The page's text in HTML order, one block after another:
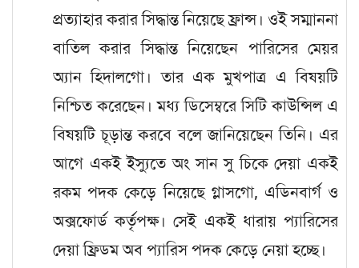
প্রত্যাহার করার সিদ্ধান্ত নিয়েছে ফ্রান্স। ওই সম্মাননা
বাতিল করার সিদ্ধান্ত নিয়েছেন পারিসের মেয়র
অ্যান হিদালগো। তার এক মুখপাত্র এ বিষয়টি
নিশ্চিত করেছেন। মধ্য ডিসেম্বরে সিটি কাউন্সিল এ
বিষয়টি চূড়ান্ত করবে বলে জানিয়েছেন তিনি। এর
আগে একই ইস্যুতে অং সান সু চিকে দেয়া একই
রকম পদক কেড়ে নিয়েছে গ্লাসগো, এডিনবার্গ ও
অক্সফোর্ড কর্তৃপক্ষ। সেই একই ধারায় প্যারিসের
দেয়া ফ্রিডম অব প্যারিস পদক কেড়ে নেয়া হচ্ছে।